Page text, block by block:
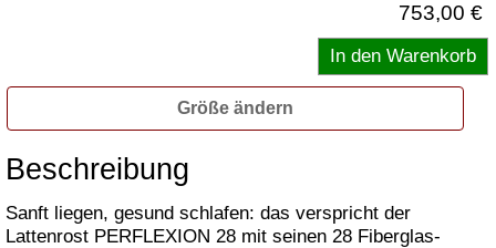
753,00 €
Größe ändern
Beschreibung
Sanft liegen, gesund schlafen: das verspricht der
Lattenrost PERFLEXION 28 mit seinen 28 Fiberglas-